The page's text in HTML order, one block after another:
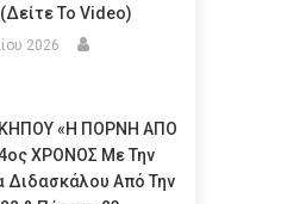
Το Video)
2026
«Η ΠΟΡΝΗ ΑΠΟ
ΧΡΟΝΟΣ Με Την
Διδασκάλου Από Την